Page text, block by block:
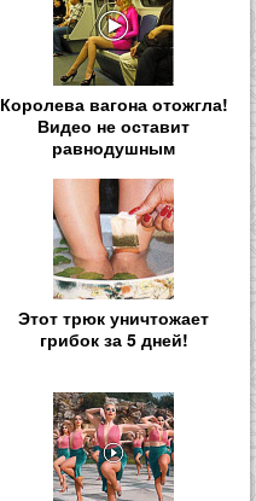
Королева вагона отожгла!
Видео не оставит
равнодушным
Этот трюк уничтожает
грибок за 5 дней!